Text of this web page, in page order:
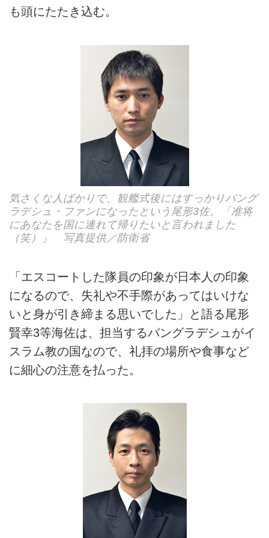
も頭にたたき込む。
気さくな人ばかりで、観艦式後にはすっかりバング
ラデシュ・ファンになったという尾形3佐。「准将
にあなたを国に連れて帰りたいと言われました
（笑）」 写真提供／防衛省
「エスコートした隊員の印象が日本人の印象
になるので、失礼や不手際があってはいけな
いと身が引き締まる思いでした」と語る尾形
賢幸3等海佐は、担当するバングラデシュがイ
スラム教の国なので、礼拝の場所や食事など
に細心の注意を払った。